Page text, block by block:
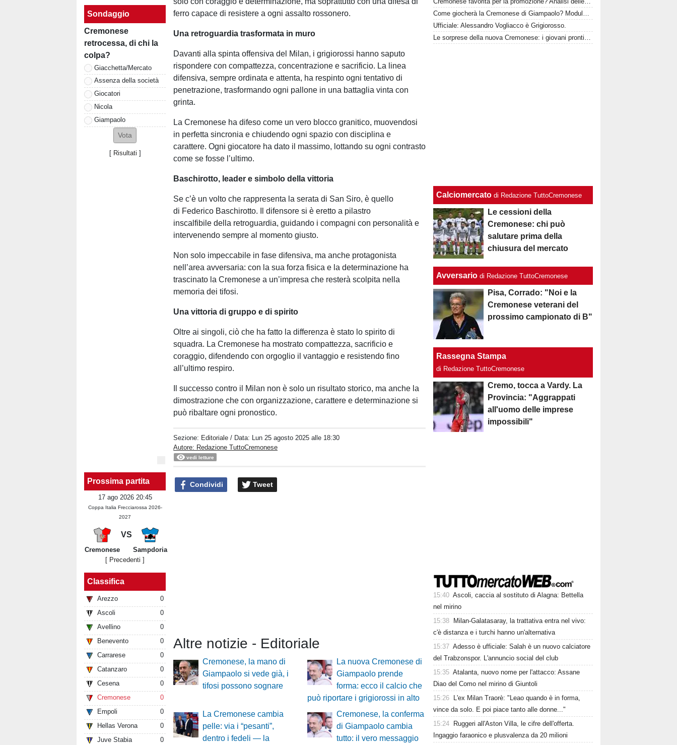
Sondaggio
Cremonese
retrocessa, di chi la
colpa?
Giacchetta/Mercato
Assenza della società
Giocatori
Nicola
Giampaolo
[ Risultati ]
Prossima partita
17 ago 2026 20:45
Coppa Italia Frecciarossa 2026-
2027
VS
Cremonese
Sampdoria
[ Precedenti ]
Classifica
Arezzo
0
Ascoli
0
Avellino
0
Benevento
0
Carrarese
0
Catanzaro
0
Cesena
0
Cremonese
0
Empoli
0
Hellas Verona
0
Juve Stabia
0
ferro capace di resistere a ogni assalto rossonero.
Una retroguardia trasformata in muro
Davanti alla spinta offensiva del Milan, i grigiorossi hanno saputo
rispondere con compattezza, concentrazione e sacrificio. La linea
difensiva, sempre ordinata e attenta, ha respinto ogni tentativo di
penetrazione, trasformando ogni pallone in una battaglia vinta con
grinta.
La Cremonese ha difeso come un vero blocco granitico, muovendosi
in perfetta sincronia e chiudendo ogni spazio con disciplina e
carattere. Ogni giocatore ha dato il massimo, lottando su ogni contrasto
come se fosse l’ultimo.
Baschirotto, leader e simbolo della vittoria
Se c’è un volto che rappresenta la serata di San Siro, è quello
di Federico Baschirotto. Il difensore si è eretto a pilastro
inscalfibile della retroguardia, guidando i compagni con personalità e
intervenendo sempre al momento giusto.
Non solo impeccabile in fase difensiva, ma anche protagonista
nell’area avversaria: con la sua forza fisica e la determinazione ha
trascinato la Cremonese a un’impresa che resterà scolpita nella
memoria dei tifosi.
Una vittoria di gruppo e di spirito
Oltre ai singoli, ciò che ha fatto la differenza è stato lo spirito di
squadra. La Cremonese ha mostrato compattezza, sacrificio e
coraggio, difendendo con orgoglio il vantaggio e resistendo fino
all’ultimo respiro.
Il successo contro il Milan non è solo un risultato storico, ma anche la
dimostrazione che con organizzazione, carattere e determinazione si
può ribaltare ogni pronostico.
Sezione: Editoriale / Data: Lun 25 agosto 2025 alle 18:30
Autore: Redazione TuttoCremonese
vedi letture
Condividi Tweet
Altre notizie - Editoriale
Cremonese, la mano di
Giampaolo si vede già, i
tifosi possono sognare
La nuova Cremonese di
Giampaolo prende
forma: ecco il calcio che
può riportare i grigiorossi in alto
La Cremonese cambia
pelle: via i “pesanti”,
dentro i fedeli — la
Cremonese, la conferma
di Giampaolo cambia
tutto: il vero messaggio
Come giocherà la Cremonese di Giampaolo? Modulo, idee tattiche e nuovi protagonisti
Ufficiale: Alessandro Vogliacco è Grigiorosso.
Le sorprese della nuova Cremonese: i giovani pronti a esplodere con Marco Giampaolo
Calciomercato di Redazione TuttoCremonese
Le cessioni della
Cremonese: chi può
salutare prima della
chiusura del mercato
Avversario di Redazione TuttoCremonese
Pisa, Corrado: "Noi e la
Cremonese veterani del
prossimo campionato di B"
Rassegna Stampa
di Redazione TuttoCremonese
Cremo, tocca a Vardy. La
Provincia: "Aggrappati
all'uomo delle imprese
impossibili"
15:40 Ascoli, caccia al sostituto di Alagna: Bettella
nel mirino
15:38
Milan-Galatasaray, la trattativa entra nel vivo:
c'è distanza e i turchi hanno un'alternativa
15:37 Adesso è ufficiale: Salah è un nuovo calciatore
del Trabzonspor. L'annuncio social del club
15:35 Atalanta, nuovo nome per l'attacco: Assane
Diao del Como nel mirino di Giuntoli
15:26
L'ex Milan Traorè: "Leao quando è in forma,
vince da solo. E poi piace tanto alle donne..."
15:24
Ruggeri all'Aston Villa, le cifre dell'offerta.
Ingaggio faraonico e plusvalenza da 20 milioni